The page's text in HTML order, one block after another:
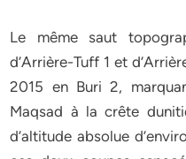
Le même saut
d’Arrière-Tuff 1 et
2015 en Buri 2,
Maqsad à la crête
d’altitude absolue